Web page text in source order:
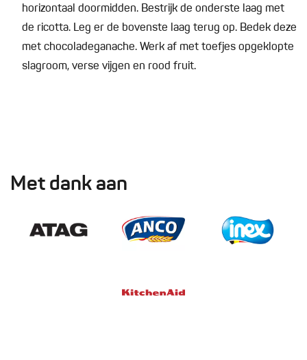
horizontaal doormidden. Bestrijk de onderste laag met
de ricotta. Leg er de bovenste laag terug op. Bedek deze
met chocoladeganache. Werk af met toefjes opgeklopte
slagroom, verse vijgen en rood fruit.
Met dank aan